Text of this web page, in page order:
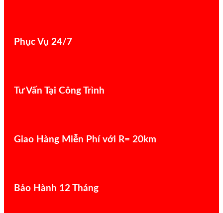
Phục Vụ 24/7
Tư Vấn Tại Công Trình
Giao Hàng Miễn Phí với R= 20km
Bảo Hành 12 Tháng